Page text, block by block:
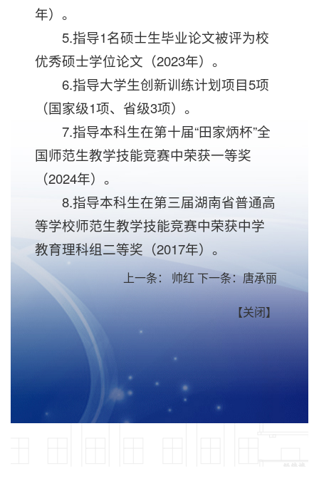
年）。
5.指导1名硕士生毕业论文被评为校
优秀硕士学位论文（2023年）。
6.指导大学生创新训练计划项目5项
（国家级1项、省级3项）。
7.指导本科生在第十届“田家炳杯”全
国师范生教学技能竞赛中荣获一等奖
（2024年）。
8.指导本科生在第三届湖南省普通高
等学校师范生教学技能竞赛中荣获中学
教育理科组二等奖（2017年）。
上一条： 帅红 下一条：唐承丽
【关闭】